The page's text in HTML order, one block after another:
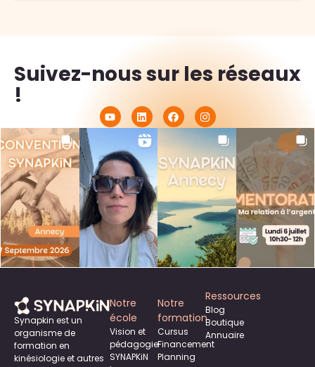
Suivez-nous sur les réseaux
!
Synapkin est un
organisme de
formation en
kinésiologie et autres
Notre
école
Vision et
pédagogie
SYNAPKiN
Notre
formation
Cursus
Financement
Planning
Ressources
Blog
Boutique
Annuaire